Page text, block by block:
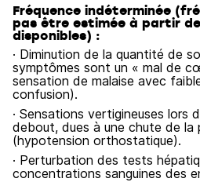
Fréquence indéterminée
pas être estimée à partir
disponibles) :
· Diminution de la quantité de
symptômes sont un « mal de
sensation de malaise avec
confusion).
· Sensations vertigineuses lors
debout, dues à une chute de la
(hypotension orthostatique).
· Perturbation des tests
concentrations sanguines des